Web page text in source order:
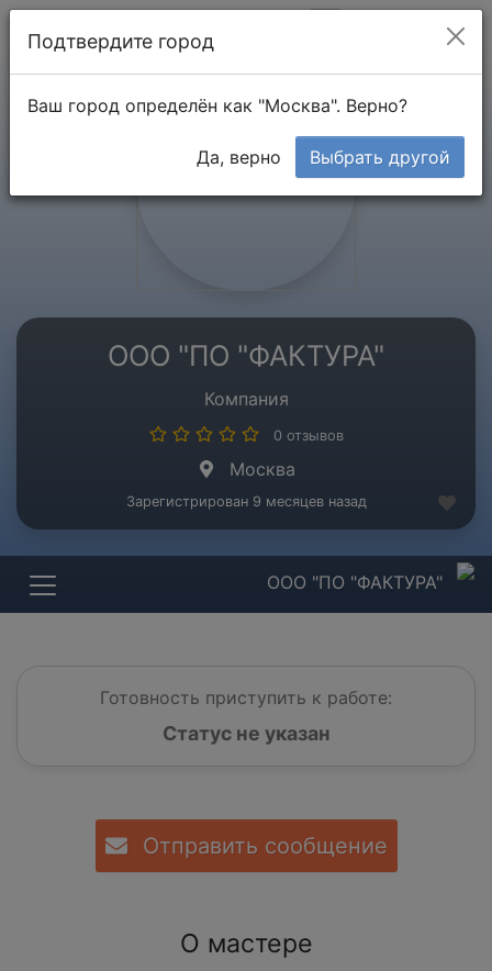
ООО "ПО "ФАКТУРА"
Компания
0 отзывов
Москва
Зарегистрирован 9 месяцев назад
ООО "ПО "ФАКТУРА"
Готовность приступить к работе:
Статус не указан
Отправить сообщение
О мастере
Подтвердите город
Ваш город определён как "Москва". Верно?
Да, верно Выбрать другой